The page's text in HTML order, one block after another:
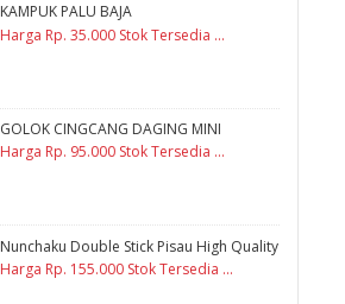
KAMPUK PALU BAJA
Harga Rp. 35.000 Stok Tersedia ...
GOLOK CINGCANG DAGING MINI
Harga Rp. 95.000 Stok Tersedia ...
Nunchaku Double Stick Pisau High Quality
Harga Rp. 155.000 Stok Tersedia ...